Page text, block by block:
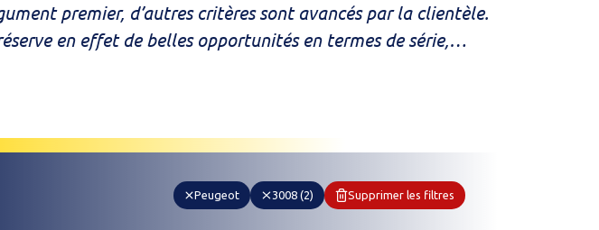
premier, d’autres critères sont avancés par la clientèle.
en effet de belles opportunités en termes de série,
future voiture dans notre sélection de citadines, berlines,
Peugeot 3008 (2) Supprimer les filtres